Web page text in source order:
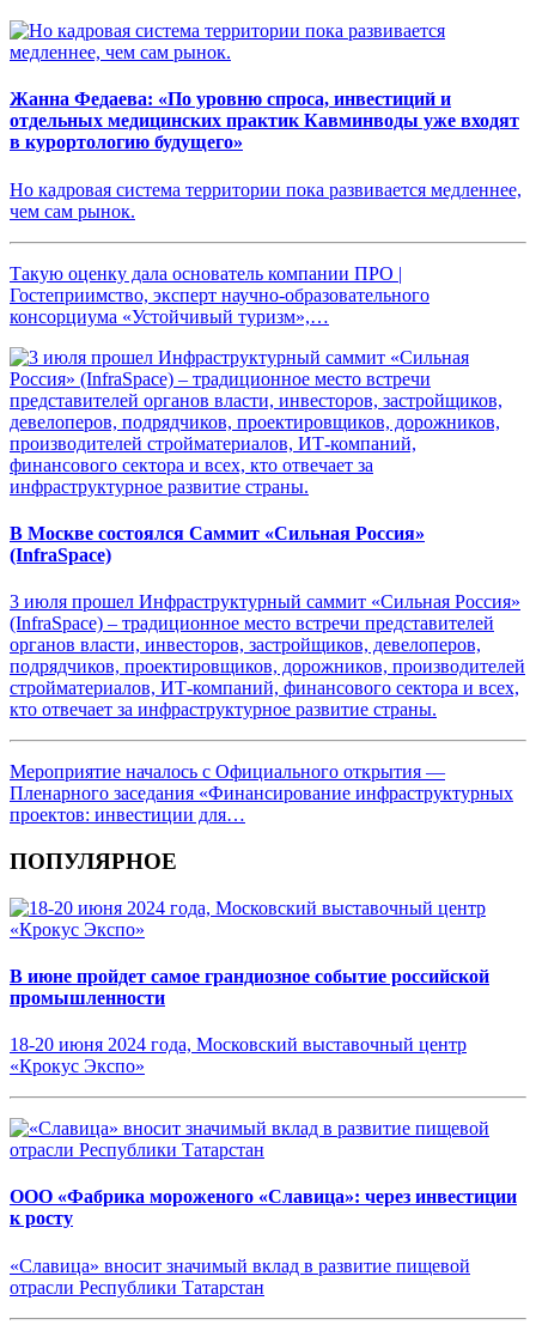
Жанна Федаева: «По уровню спроса, инвестиций и
отдельных медицинских практик Кавминводы уже входят
в курортологию будущего»
Но кадровая система территории пока развивается медленнее,
чем сам рынок.
Такую оценку дала основатель компании ПРО |
Гостеприимство, эксперт научно-образовательного
консорциума «Устойчивый туризм»,…
В Москве состоялся Саммит «Сильная Россия»
(InfraSpace)
3 июля прошел Инфраструктурный саммит «Сильная Россия»
(InfraSpace) – традиционное место встречи представителей
органов власти, инвесторов, застройщиков, девелоперов,
подрядчиков, проектировщиков, дорожников, производителей
стройматериалов, ИТ-компаний, финансового сектора и всех,
кто отвечает за инфраструктурное развитие страны.
Мероприятие началось с Официального открытия —
Пленарного заседания «Финансирование инфраструктурных
проектов: инвестиции для…
ПОПУЛЯРНОЕ
В июне пройдет самое грандиозное событие российской
промышленности
18-20 июня 2024 года, Московский выставочный центр
«Крокус Экспо»
ООО «Фабрика мороженого «Славица»: через инвестиции
к росту
«Славица» вносит значимый вклад в развитие пищевой
отрасли Республики Татарстан